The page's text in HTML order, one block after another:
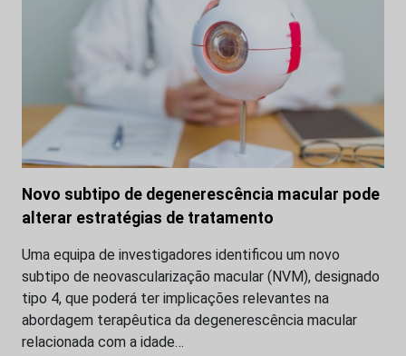
Novo subtipo de degenerescência macular pode
alterar estratégias de tratamento
Uma equipa de investigadores identificou um novo
subtipo de neovascularização macular (NVM), designado
tipo 4, que poderá ter implicações relevantes na
abordagem terapêutica da degenerescência macular
relacionada com a idade…